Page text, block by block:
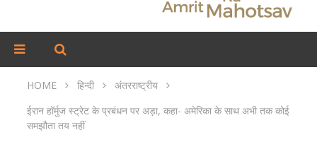
HOME हिन्दी
अंतरराष्ट्रीय
ईरान हॉर्मुज स्ट्रेट के प्रबंधन पर अड़ा, कहा- अमेरिका के साथ अभी तक कोई
समझौता तय नहीं